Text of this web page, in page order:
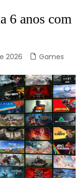
6 anos com
2026 Games